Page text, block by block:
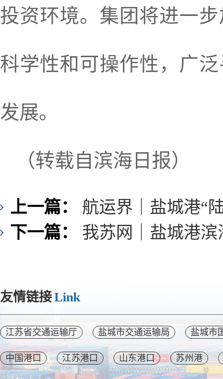
投资环境。集团将进一
科学性和可操作性，广
发展。
（转载自滨海日报）
上一篇：
航运界｜盐城港“
下一篇：
我苏网｜盐城港
友情链接Link
江苏省交通运输厅 盐城市交通运输局 盐城市
中国港口 江苏港口 山东港口 苏州港